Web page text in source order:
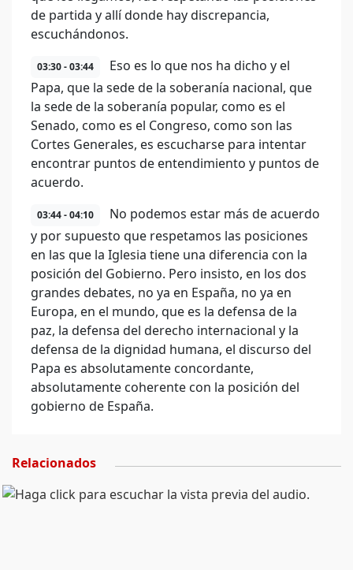
de partida y allí donde hay discrepancia,
escuchándonos.
03:30 - 03:44
Eso es lo que nos ha dicho y el
Papa, que la sede de la soberanía nacional, que
la sede de la soberanía popular, como es el
Senado, como es el Congreso, como son las
Cortes Generales, es escucharse para intentar
encontrar puntos de entendimiento y puntos de
acuerdo.
03:44 - 04:10
No podemos estar más de acuerdo
y por supuesto que respetamos las posiciones
en las que la Iglesia tiene una diferencia con la
posición del Gobierno. Pero insisto, en los dos
grandes debates, no ya en España, no ya en
Europa, en el mundo, que es la defensa de la
paz, la defensa del derecho internacional y la
defensa de la dignidad humana, el discurso del
Papa es absolutamente concordante,
absolutamente coherente con la posición del
gobierno de España.
Relacionados